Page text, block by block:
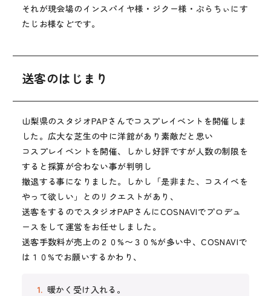
それが現会場のインスパイヤ様・ジクー様・ぷらちぃにす
たじお様などです。
送客のはじまり
山梨県のスタジオPAPさんでコスプレイベントを開催しま
した。広大な芝生の中に洋館があり素敵だと思い
コスプレイベントを開催、しかし好評ですが人数の制限を
すると採算が合わない事が判明し
撤退する事になりました。しかし「是非また、コスイベを
やって欲しい」とのリクエストがあり、
送客をするのでスタジオPAPさんにCOSNAVIでプロデュ
ースをして運営をお任せしました。
送客手数料が売上の２０%〜３０%が多い中、COSNAVIで
は１０%でお願いするかわり、
暖かく受け入れる。